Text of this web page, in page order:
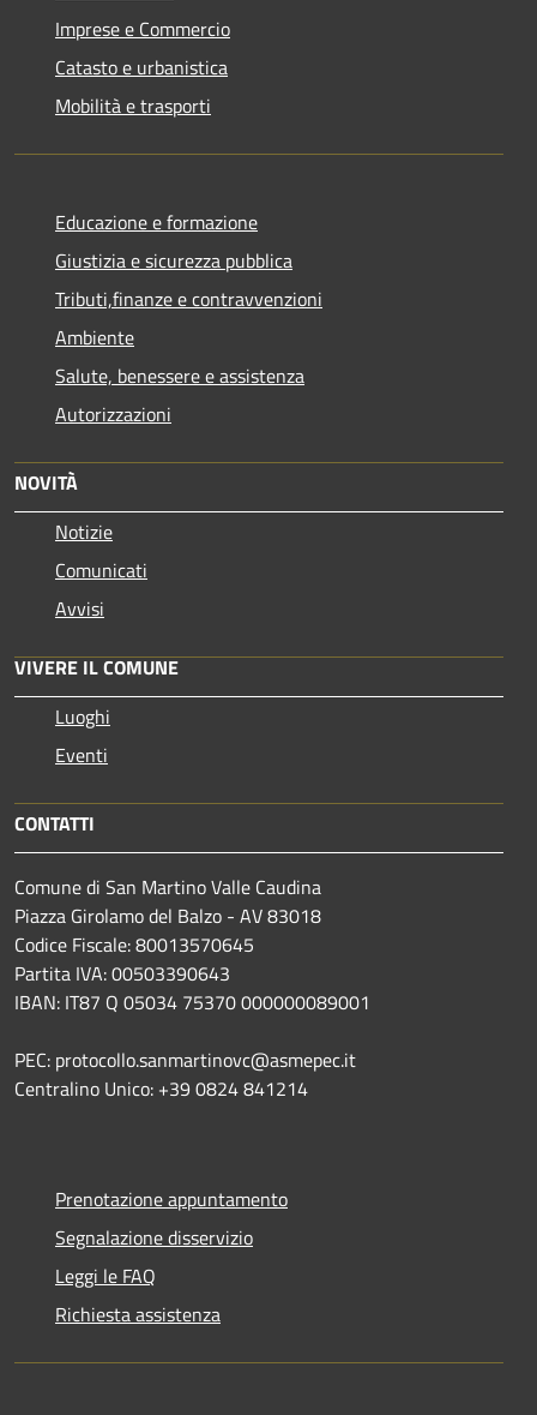
Imprese e Commercio
Catasto e urbanistica
Mobilità e trasporti
Educazione e formazione
Giustizia e sicurezza pubblica
Tributi,finanze e contravvenzioni
Ambiente
Salute, benessere e assistenza
Autorizzazioni
NOVITÀ
Notizie
Comunicati
Avvisi
VIVERE IL COMUNE
Luoghi
Eventi
CONTATTI
Comune di San Martino Valle Caudina
Piazza Girolamo del Balzo - AV 83018
Codice Fiscale: 80013570645
Partita IVA: 00503390643
IBAN: IT87 Q 05034 75370 000000089001
PEC: protocollo.sanmartinovc@asmepec.it
Centralino Unico: +39 0824 841214
Prenotazione appuntamento
Segnalazione disservizio
Leggi le FAQ
Richiesta assistenza